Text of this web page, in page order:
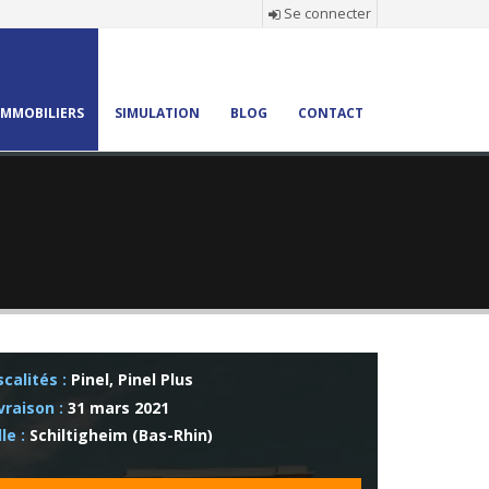
Se connecter
SIMULATION BLOG CONTACT
: Pinel, Pinel Plus
: 31 mars 2021
: Schiltigheim (Bas-Rhin)
!